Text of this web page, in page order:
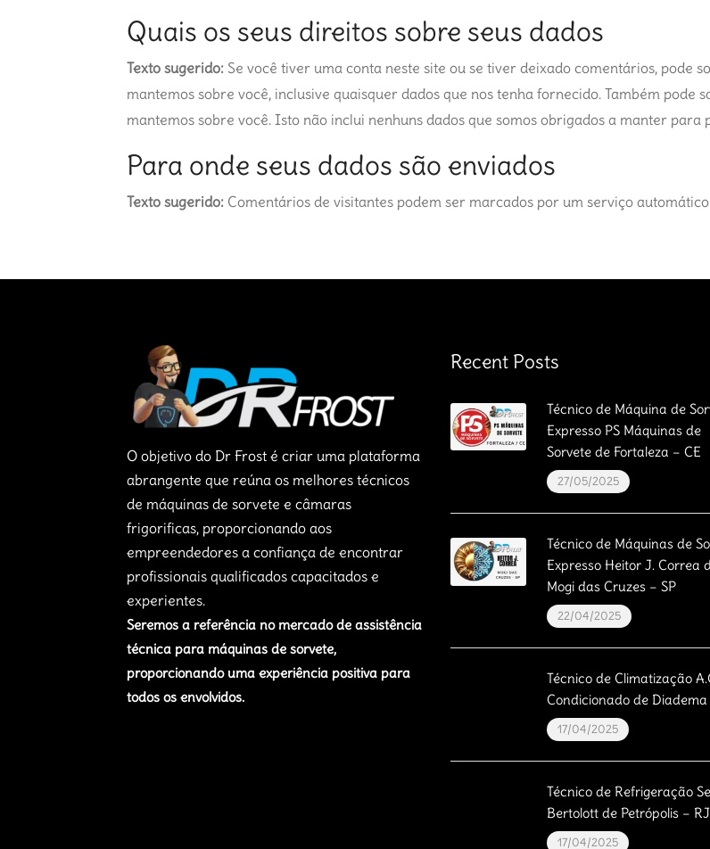
Quais os seus direitos sobre seus dados
Texto sugerido: Se você tiver uma conta neste site ou se tiver deixado comentários, pode
mantemos sobre você, inclusive quaisquer dados que nos tenha fornecido. Também pode
mantemos sobre você. Isto não inclui nenhuns dados que somos obrigados a manter
Para onde seus dados são enviados
Texto sugerido: Comentários de visitantes podem ser marcados por um serviço
O objetivo do Dr Frost é criar uma plataforma
abrangente que reúna os melhores técnicos
de máquinas de sorvete e câmaras
frigorificas, proporcionando aos
empreendedores a confiança de encontrar
profissionais qualificados capacitados e
experientes.
Seremos a referência no mercado de assistência
técnica para máquinas de sorvete,
proporcionando uma experiência positiva para
todos os envolvidos.
Recent Posts
Técnico de Máquina de
Expresso PS Máquinas de
Sorvete de Fortaleza – CE
27/05/2025
Técnico de Máquinas de
Expresso Heitor J. Correa
Mogi das Cruzes – SP
22/04/2025
Técnico de Climatização
Condicionado de Diadema
17/04/2025
Técnico de Refrigeração
Bertolott de Petrópolis – RJ
17/04/2025